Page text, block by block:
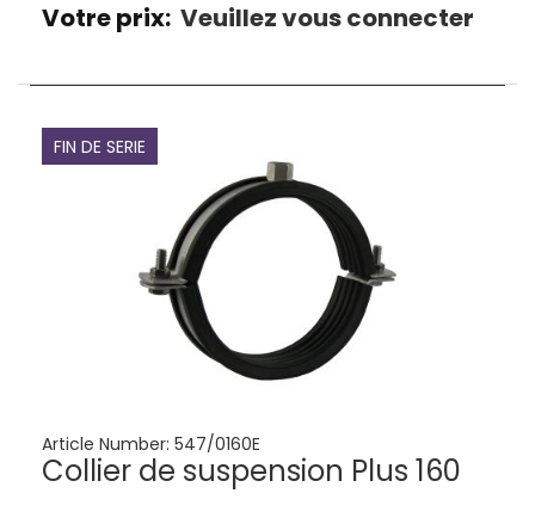
Votre prix: Veuillez vous connecter
FIN DE SERIE
Article Number: 547/0160E
Collier de suspension Plus 160